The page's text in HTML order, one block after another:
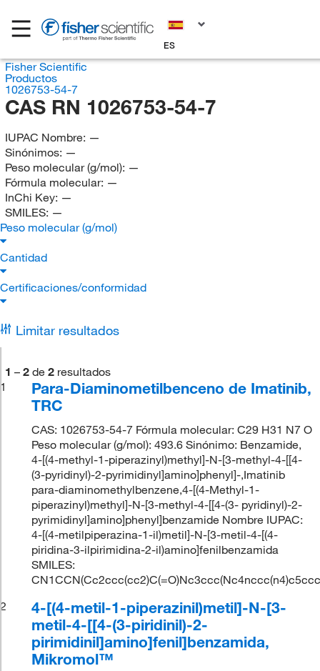
ES
Fisher Scientific
Productos
1026753-54-7
CAS RN 1026753-54-7
IUPAC Nombre: —
Sinónimos: —
Peso molecular (g/mol): —
Fórmula molecular: —
InChi Key: —
SMILES: —
Peso molecular (g/mol)
Cantidad
Certificaciones/conformidad
Limitar resultados
1 – 2 de 2 resultados
1
Para-Diaminometilbenceno de Imatinib,
TRC
CAS: 1026753-54-7 Fórmula molecular: C29 H31 N7 O
Peso molecular (g/mol): 493.6 Sinónimo: Benzamide,
4-[(4-methyl-1-piperazinyl)methyl]-N-[3-methyl-4-[[4-
(3-pyridinyl)-2-pyrimidinyl]amino]phenyl]-,Imatinib
para-diaminomethylbenzene,4-[(4-Methyl-1-
piperazinyl)methyl]-N-[3-methyl-4-[[4-(3- pyridinyl)-2-
pyrimidinyl]amino]phenyl]benzamide Nombre IUPAC:
4-[(4-metilpiperazina-1-il)metil]-N-[3-metil-4-[(4-
piridina-3-ilpirimidina-2-il)amino]fenilbenzamida
SMILES:
2
4-[(4-metil-1-piperazinil)metil]-N-[3-
metil-4-[[4-(3-piridinil)-2-
pirimidinil]amino]fenil]benzamida,
Mikromol™